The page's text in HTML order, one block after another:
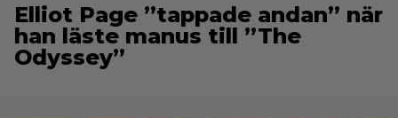
Elliot Page ”tappade andan” när
han läste manus till ”The
Odyssey”